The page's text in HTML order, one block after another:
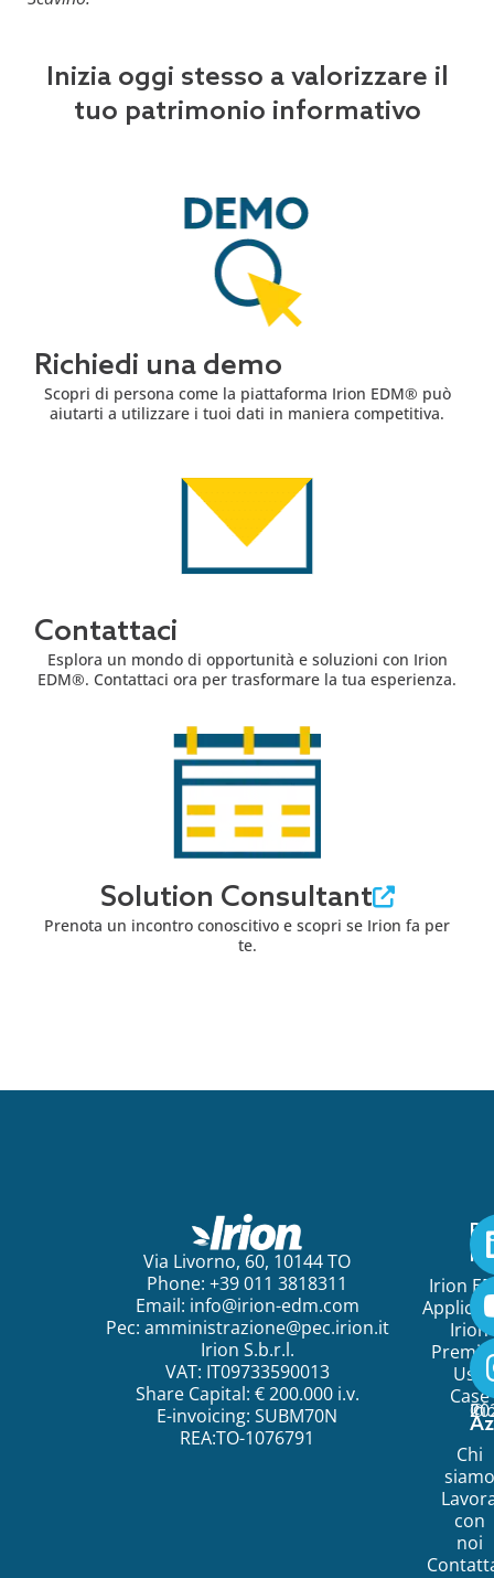
Inizia oggi stesso a valorizzare il
tuo patrimonio informativo
Richiedi una demo
Scopri di persona come la piattaforma Irion EDM® può
aiutarti a utilizzare i tuoi dati in maniera competitiva.
Contattaci
Esplora un mondo di opportunità e soluzioni con Irion
EDM®. Contattaci ora per trasformare la tua esperienza.
Solution Consultant
Prenota un incontro conoscitivo e scopri se Irion fa per
te.
Via Livorno, 60, 10144 TO
Phone: +39 011 3818311
Email: info@irion-edm.com
Pec: amministrazione@pec.irion.it
Irion S.b.r.l.
VAT: IT09733590013
Share Capital: € 200.000 i.v.
E-invoicing: SUBM70N
REA:TO-1076791
Irion
Irion
Use
Case
Chi
siamo
con
noi
©